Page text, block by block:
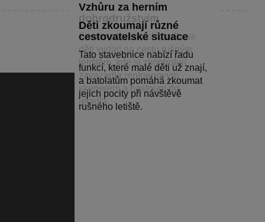
Vzhůru za herním
dobrodružstvím
S touto stavebnicí letadla se
děti vydají na cestu rušným
letištěm, kde si zkontrolují
zavazadla rentgenovým
skenerem a nastoupí do
letadla.
Děti zkoumají různé
cestovatelské situace
Tato stavebnice nabízí řadu
funkcí, které malé děti už znají,
a batolatům pomáhá zkoumat
jejich pocity při návštěvě
rušného letiště.